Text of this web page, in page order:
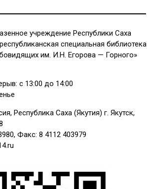
учреждение Республики Саха
специальная библиотека
им. И.Н. Егорова — Горного»
с 13:00 до 14:00
Республика Саха (Якутия) г. Якутск,
Факс: 8 4112 403979